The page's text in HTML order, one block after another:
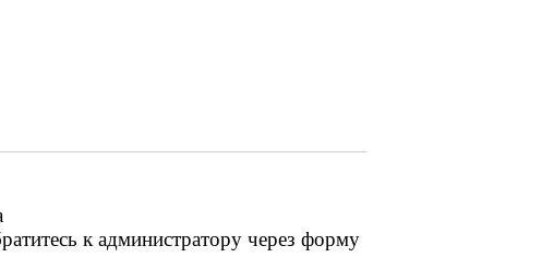
к администратору через форму